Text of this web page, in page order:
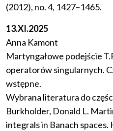
(2012), no. 4, 1427–1465.
13.XI.2025
Anna Kamont
Martyngałowe podejście
operatorów singularnych.
wstępne.
Wybrana literatura do
Burkholder, Donald L.
integrals in Banach